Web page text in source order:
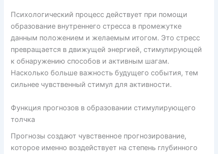
Психологический процесс действует при помощи
образование внутреннего стресса в промежутке
данным положением и желаемым итогом. Это стресс
превращается в движущей энергией, стимулирующей
к обнаружению способов и активным шагам.
Насколько больше важность будущего события, тем
сильнее чувственный стимул для активности.
Функция прогнозов в образовании стимулирующего
толчка
Прогнозы создают чувственное прогнозирование,
которое именно воздействует на степень глубинного